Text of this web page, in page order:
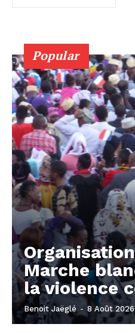
Popular
Marche
la violence
Benoit Jaëglé - 8 Août 2026